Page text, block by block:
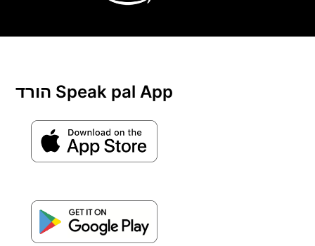
הורד Speak pal App